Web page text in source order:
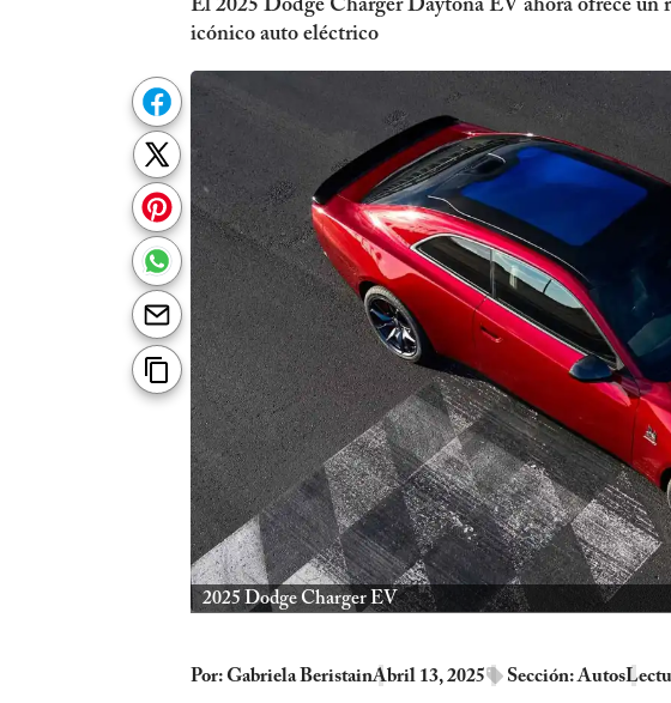
El 2025 Dodge Charger Daytona EV ahora ofrece un
icónico auto eléctrico
2025 Dodge Charger EV
Por:Gabriela BeristainAbril 13, 2025 Sección:Autos